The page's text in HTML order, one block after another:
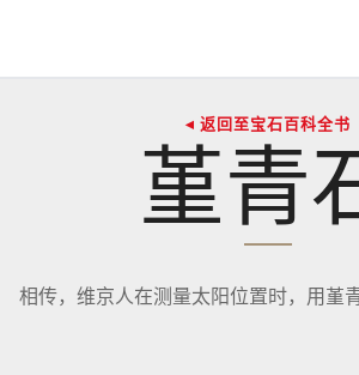
◂ 返回至宝石百科全书
堇青
相传，维京人在测量太阳位置时，用堇